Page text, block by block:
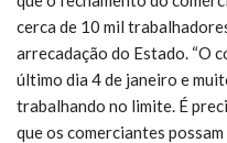
cerca de 10 mil
arrecadação do Estado. “O
último dia 4 de janeiro e
trabalhando no limite. É
que os comerciantes